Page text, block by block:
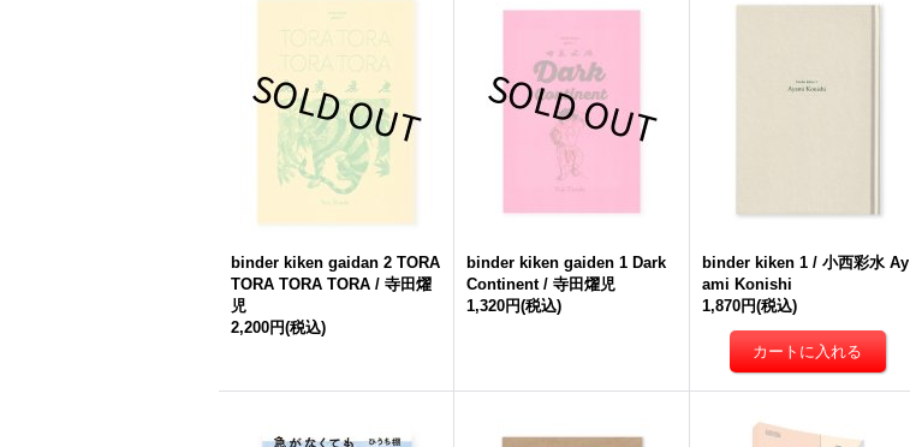
binder kiken gaidan 2 TORA
TORA TORA TORA / 寺田燿
児
2,200円(税込)
binder kiken gaiden 1 Dark
Continent / 寺田燿児
1,320円(税込)
binder kiken 1 / 小西彩水 Ay
ami Konishi
1,870円(税込)